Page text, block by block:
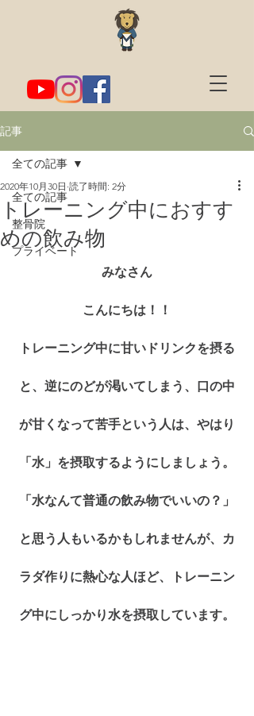
記事
全ての記事
整骨院
プライベート
全ての記事
トレーニング中におすす
めの飲み物
2020年10月30日 読了時間: 2分
みなさん
こんにちは！！
トレーニング中に甘いドリンクを摂る
と、逆にのどが渇いてしまう、口の中
が甘くなって苦手という人は、やはり
「水」を摂取するようにしましょう。
「水なんて普通の飲み物でいいの？」
と思う人もいるかもしれませんが、カ
ラダ作りに熱心な人ほど、トレーニン
グ中にしっかり水を摂取しています。